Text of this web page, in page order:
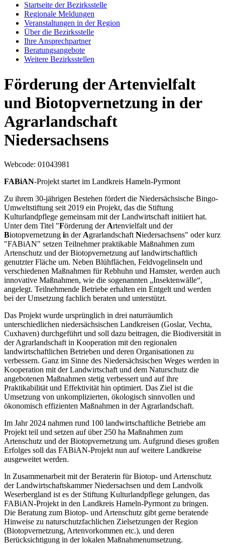
Startseite der Bezirksstelle
Regionale Meldungen
Veranstaltungen in der Region
Über die Bezirksstelle
Ihre Ansprechpartner
Beratungsangebote
Weitere Bezirksstellen
Förderung der Artenvielfalt
und Biotopvernetzung in der
Agrarlandschaft
Niedersachsens
Webcode: 01043981
FABiAN-Projekt startet im Landkreis Hameln-Pyrmont
Zu ihrem 30-jährigen Bestehen fördert die Niedersächsische Bingo-
Umweltstiftung seit 2019 ein Projekt, das die Stiftung
Kulturlandpflege gemeinsam mit der Landwirtschaft initiiert hat.
Unter dem Titel "Förderung der Artenvielfalt und der
Biotopvernetzung in der Agrarlandschaft Niedersachsens" oder kurz
"FABiAN" setzen Teilnehmer praktikable Maßnahmen zum
Artenschutz und der Biotopvernetzung auf landwirtschaftlich
genutzter Fläche um. Neben Blühflächen, Feldvogelinseln und
verschiedenen Maßnahmen für Rebhuhn und Hamster, werden auch
innovative Maßnahmen, wie die sogenannten „Insektenwälle“,
angelegt. Teilnehmende Betriebe erhalten ein Entgelt und werden
bei der Umsetzung fachlich beraten und unterstützt.
Das Projekt wurde ursprünglich in drei naturräumlich
unterschiedlichen niedersächsischen Landkreisen (Goslar, Vechta,
Cuxhaven) durchgeführt und soll dazu beitragen, die Biodiversität in
der Agrarlandschaft in Kooperation mit den regionalen
landwirtschaftlichen Betrieben und deren Organisationen zu
verbessern. Ganz im Sinne des Niedersächsischen Weges werden in
Kooperation mit der Landwirtschaft und dem Naturschutz die
angebotenen Maßnahmen stetig verbessert und auf ihre
Praktikabilität und Effektivität hin optimiert. Das Ziel ist die
Umsetzung von unkomplizierten, ökologisch sinnvollen und
ökonomisch effizienten Maßnahmen in der Agrarlandschaft.
Im Jahr 2024 nahmen rund 100 landwirtschaftliche Betriebe am
Projekt teil und setzen auf über 250 ha Maßnahmen zum
Artenschutz und der Biotopvernetzung um. Aufgrund dieses großen
Erfolges soll das FABiAN-Projekt nun auf weitere Landkreise
ausgeweitet werden.
In Zusammenarbeit mit der Beraterin für Biotop- und Artenschutz
der Landwirtschaftskammer Niedersachsen und dem Landvolk
Weserbergland ist es der Stiftung Kulturlandpflege gelungen, das
FABiAN-Projekt in den Landkreis Hameln-Pyrmont zu bringen.
Die Beratung zum Biotop- und Artenschutz gibt gerne beratende
Hinweise zu naturschutzfachlichen Zielsetzungen der Region
(Biotopvernetzung, Artenvorkommen etc.), und deren
Berücksichtigung in der lokalen Maßnahmenumsetzung.